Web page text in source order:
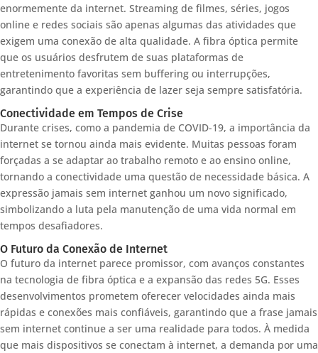
enormemente da internet. Streaming de filmes, séries, jogos
online e redes sociais são apenas algumas das atividades que
exigem uma conexão de alta qualidade. A fibra óptica permite
que os usuários desfrutem de suas plataformas de
entretenimento favoritas sem buffering ou interrupções,
garantindo que a experiência de lazer seja sempre satisfatória.
Conectividade em Tempos de Crise
Durante crises, como a pandemia de COVID-19, a importância da
internet se tornou ainda mais evidente. Muitas pessoas foram
forçadas a se adaptar ao trabalho remoto e ao ensino online,
tornando a conectividade uma questão de necessidade básica. A
expressão jamais sem internet ganhou um novo significado,
simbolizando a luta pela manutenção de uma vida normal em
tempos desafiadores.
O Futuro da Conexão de Internet
O futuro da internet parece promissor, com avanços constantes
na tecnologia de fibra óptica e a expansão das redes 5G. Esses
desenvolvimentos prometem oferecer velocidades ainda mais
rápidas e conexões mais confiáveis, garantindo que a frase jamais
sem internet continue a ser uma realidade para todos. À medida
que mais dispositivos se conectam à internet, a demanda por uma